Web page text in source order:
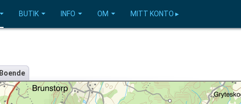
BUTIK INFO OM MITT KONTO ▸
Boende